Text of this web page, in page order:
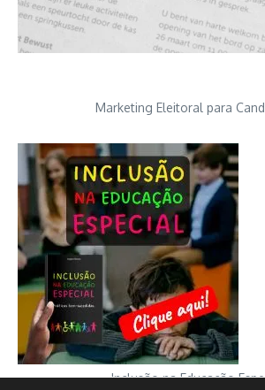
Marketing Eleitoral para
Inclusão na Educação